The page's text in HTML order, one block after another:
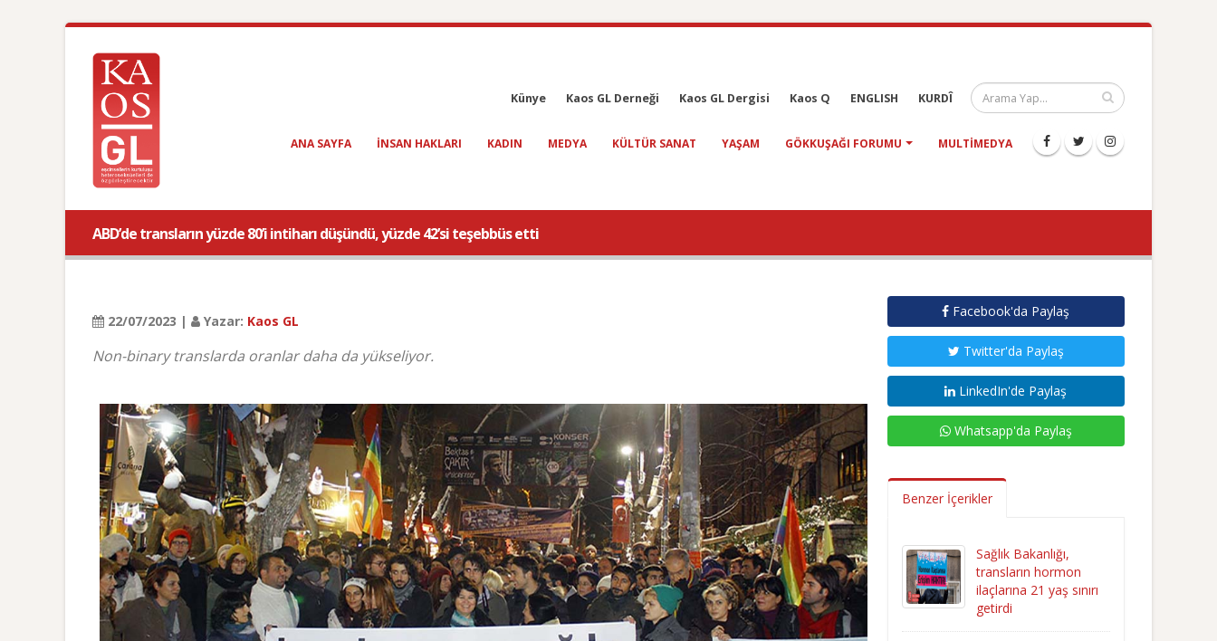
Künye Kaos GL Derneği Kaos GL Dergisi Kaos Q ENGLISH KURDÎ
ANA SAYFA INSAN HAKLARI KADIN MEDYA KÜLTÜR SANAT YAŞAM GÖKKUŞAĞI FORUMU MULTIMEDYA
ABD’de transların yüzde 80’i intiharı düşündü, yüzde 42’si teşebbüs etti
22/07/2023 | Yazar: Kaos GL
Non-binary translarda oranlar daha da yükseliyor.
Facebook'da Paylaş
Twitter'da Paylaş
LinkedIn'de Paylaş
Whatsapp'da Paylaş
Benzer İçerikler
Sağlık Bakanlığı,
transların hormon
ilaçlarına 21 yaş sınırı
getirdi